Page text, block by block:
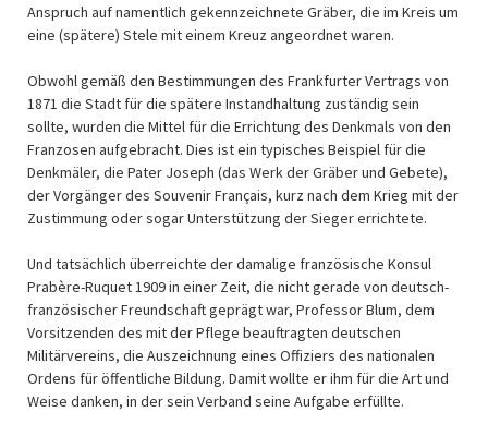
Anspruch auf namentlich gekennzeichnete Gräber, die im Kreis um
eine (spätere) Stele mit einem Kreuz angeordnet waren.
Obwohl gemäß den Bestimmungen des Frankfurter Vertrags von
1871 die Stadt für die spätere Instandhaltung zuständig sein
sollte, wurden die Mittel für die Errichtung des Denkmals von den
Franzosen aufgebracht. Dies ist ein typisches Beispiel für die
Denkmäler, die Pater Joseph (das Werk der Gräber und Gebete),
der Vorgänger des Souvenir Français, kurz nach dem Krieg mit der
Zustimmung oder sogar Unterstützung der Sieger errichtete.
Und tatsächlich überreichte der damalige französische Konsul
Prabère-Ruquet 1909 in einer Zeit, die nicht gerade von deutsch-
französischer Freundschaft geprägt war, Professor Blum, dem
Vorsitzenden des mit der Pflege beauftragten deutschen
Militärvereins, die Auszeichnung eines Offiziers des nationalen
Ordens für öffentliche Bildung. Damit wollte er ihm für die Art und
Weise danken, in der sein Verband seine Aufgabe erfüllte.